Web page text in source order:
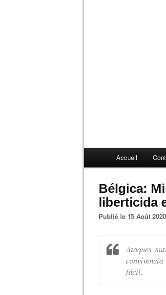
Accueil
Bélgica:
liberticida
Publié le 15 Août 2020
Ataques
fácil.